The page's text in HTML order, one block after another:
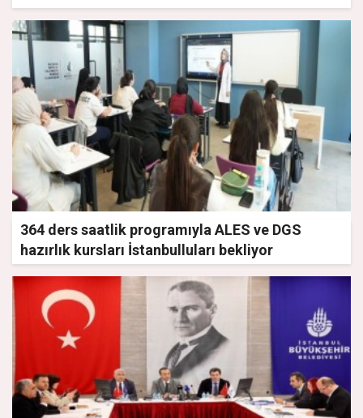
364 ders saatlik programıyla ALES ve DGS
hazırlık kursları İstanbulluları bekliyor